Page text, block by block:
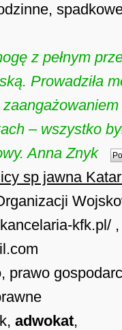
z pełnym
Prowadziła
– wszystko
Anna Znyk
sp jawna
kfk.pl/
prawo
adwokat,